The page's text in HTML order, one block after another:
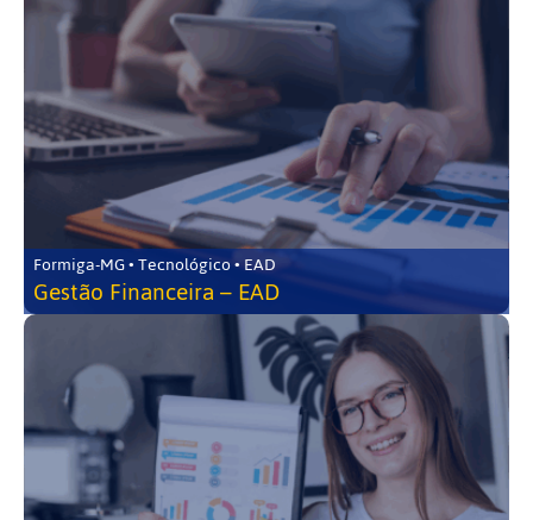
Formiga-MG • Tecnológico • EAD
Gestão Financeira – EAD